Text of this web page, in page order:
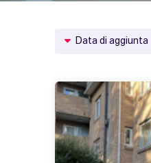
Data di aggiunta